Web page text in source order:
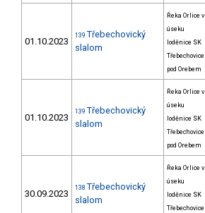
01.10.2023
139 Třebechovický
slalom
Řeka Orlice v
úseku
loděnice SK
Třebechovice
pod Orebem
01.10.2023
139 Třebechovický
slalom
Řeka Orlice v
úseku
loděnice SK
Třebechovice
pod Orebem
30.09.2023
138 Třebechovický
slalom
Řeka Orlice v
úseku
loděnice SK
Třebechovice